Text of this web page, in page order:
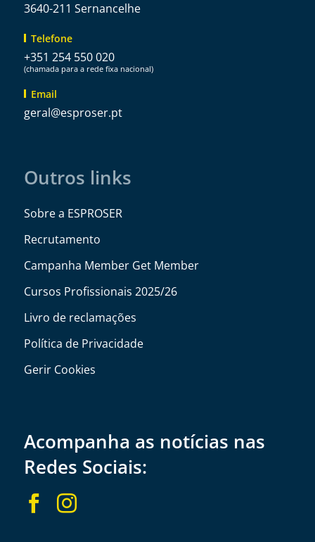
3640-211 Sernancelhe
Telefone
+351 254 550 020
(chamada para a rede fixa nacional)
Email
tp.resorpse
@lareg
Outros links
Sobre a ESPROSER
Recrutamento
Campanha Member Get Member
Cursos Profissionais 2025/26
Livro de reclamações
Política de Privacidade
Gerir Cookies
Acompanha as notícias nas
Redes Sociais:
 